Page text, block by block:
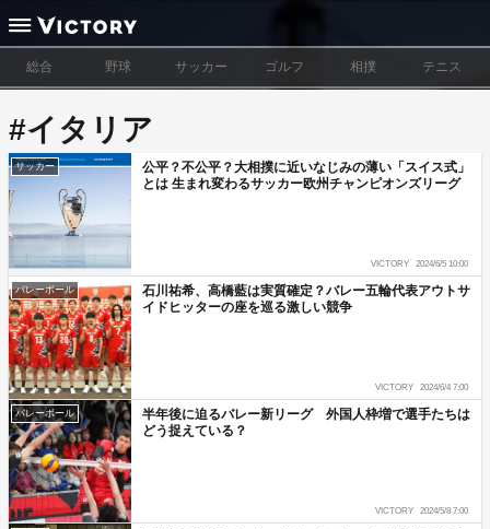
総合 野球 サッカー ゴルフ 相撲 テニス
#イタリア
サッカー
公平？不公平？大相撲に近いなじみの薄い「スイス式」
とは 生まれ変わるサッカー欧州チャンピオンズリーグ
VICTORY 2024/6/5 10:00
バレーボール
石川祐希、高橋藍は実質確定？バレー五輪代表アウトサ
イドヒッターの座を巡る激しい競争
VICTORY 2024/6/4 7:00
バレーボール
半年後に迫るバレー新リーグ 外国人枠増で選手たちは
どう捉えている？
VICTORY 2024/5/8 7:00